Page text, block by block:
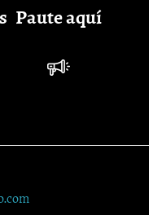
Paute aquí